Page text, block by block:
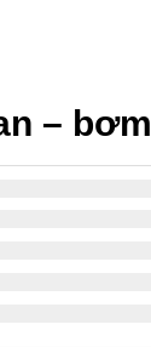
– bơm